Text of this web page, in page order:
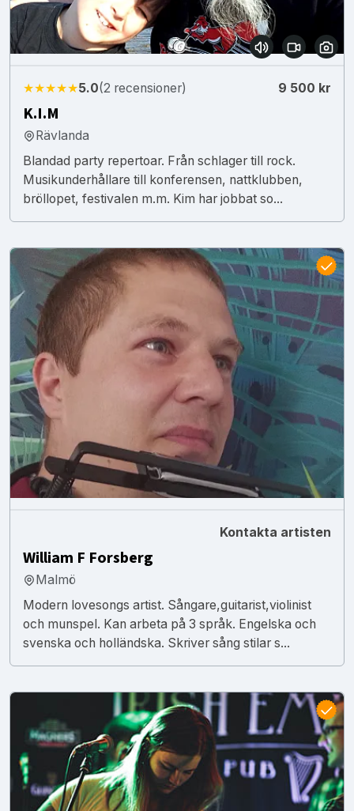
★★★★★5.0(2 recensioner) 9 500 kr
K.I.M
Rävlanda
Blandad party repertoar. Från schlager till rock.
Musikunderhållare till konferensen, nattklubben,
bröllopet, festivalen m.m. Kim har jobbat so...
Kontakta artisten
William F Forsberg
Malmö
Modern lovesongs artist. Sångare,guitarist,violinist
och munspel. Kan arbeta på 3 språk. Engelska och
svenska och holländska. Skriver sång stilar s...